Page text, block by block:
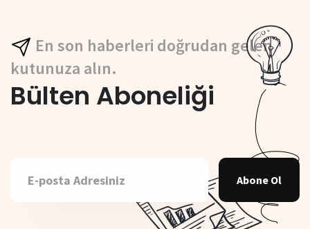
En son haberleri doğrudan gelen
kutunuza alın.
Bülten Aboneliği
Abone Ol